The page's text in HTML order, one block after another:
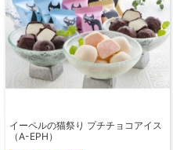
イーペルの猫祭り プチチョコアイス
（A-EPH）